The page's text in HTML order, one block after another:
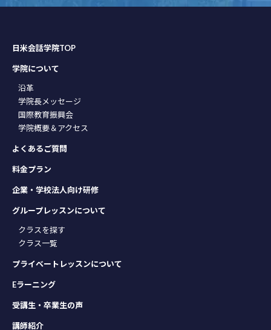
日米会話学院TOP
学院について
沿革
学院長メッセージ
国際教育振興会
学院概要＆アクセス
よくあるご質問
料金プラン
企業・学校法人向け研修
グループレッスンについて
クラスを探す
クラス一覧
プライベートレッスンについて
Eラーニング
受講生・卒業生の声
講師紹介